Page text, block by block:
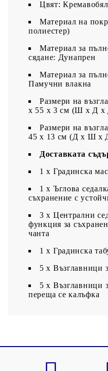
Цвят: Кремавобял
Материал на
полиестер)
Материал за
сядане: Дунапрен
Материал за
Памучни влакна
Размери на
x 55 x 3 см (Ш x Д x
Размери на
45 x 13 см (Д х Ш x
Доставката
1 х Градинска
1 x Ъглова
съхранение с
3 x Централни
функция за
чанта
1 х Градинска
5 х Възглавници
5 x Възглавници
переща се калъфка